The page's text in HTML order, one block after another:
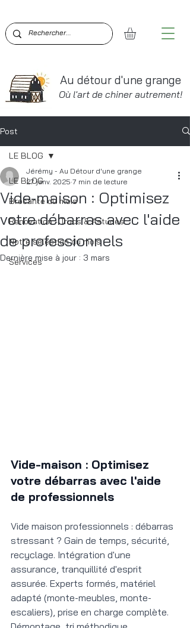
Au détour d'une grange
Où l'art de chiner autrement!
Post
LE BLOG
Brocante du mois
Renovation - Trucs & Astuces
Notre sélection du mois
Services
LE BLOG
Vide-maison : Optimisez
votre débarras avec l'aide
de professionnels
Jérémy - Au Détour d'une grange
27 janv. 2025 7 min de lecture
Dernière mise à jour : 3 mars
Vide-maison : Optimisez
votre débarras avec l'aide
de professionnels
Vide maison professionnels : débarras
stressant ? Gain de temps, sécurité,
recyclage. Intégration d'une
assurance, tranquillité d'esprit
assurée. Experts formés, matériel
adapté (monte-meubles, monte-
escaliers), prise en charge complète.